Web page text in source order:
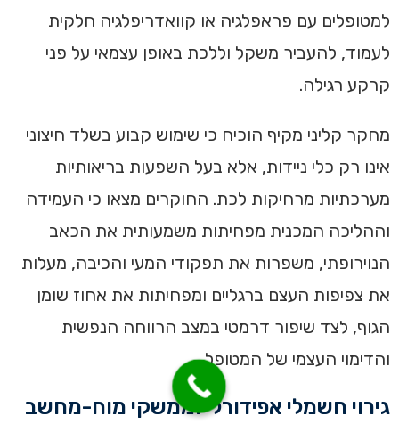
למטופלים עם פראפלגיה או קוואדריפלגיה חלקית
לעמוד, להעביר משקל וללכת באופן עצמאי על פני
קרקע רגילה.
מחקר קליני מקיף הוכיח כי שימוש קבוע בשלד חיצוני
אינו רק כלי ניידות, אלא בעל השפעות בריאותיות
מערכתיות מרחיקות לכת. החוקרים מצאו כי העמידה
וההליכה המכנית מפחיתות משמעותית את הכאב
הנוירופתי, משפרות את תפקודי המעי והכיבה, מעלות
את צפיפות העצם ברגליים ומפחיתות את אחוז שומן
הגוף, לצד שיפור דרמטי במצב הרווחה הנפשית
והדימוי העצמי של המטופל.
גירוי חשמלי אפידורלי וממשקי מוח-מחשב